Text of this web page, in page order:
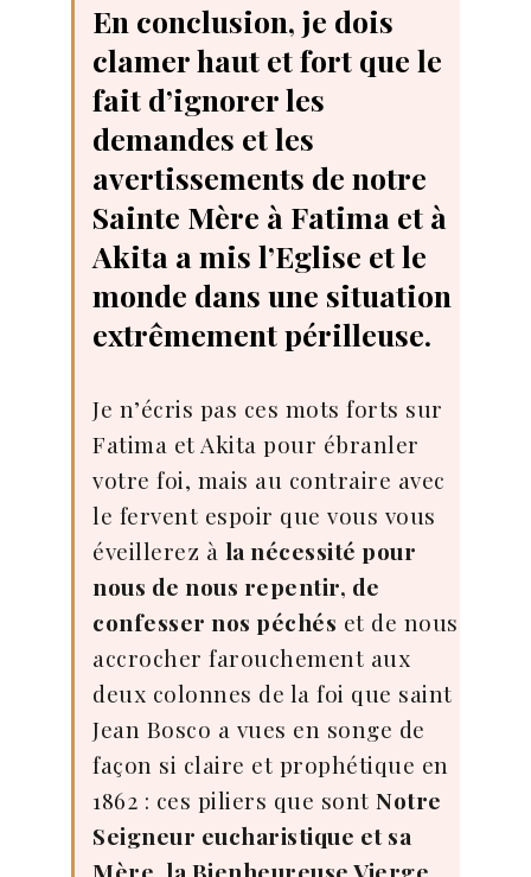
En conclusion, je dois
clamer haut et fort que le
fait d’ignorer les
demandes et les
avertissements de notre
Sainte Mère à Fatima et à
Akita a mis l’Eglise et le
monde dans une situation
extrêmement périlleuse.
Je n’écris pas ces mots forts sur
Fatima et Akita pour ébranler
votre foi, mais au contraire avec
le fervent espoir que vous vous
éveillerez à la nécessité pour
nous de nous repentir, de
confesser nos péchés et de nous
accrocher farouchement aux
deux colonnes de la foi que saint
Jean Bosco a vues en songe de
façon si claire et prophétique en
1862 : ces piliers que sont Notre
Seigneur eucharistique et sa